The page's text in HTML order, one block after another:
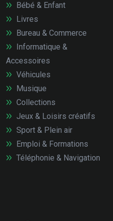
Bébé & Enfant
Livres
Bureau & Commerce
Informatique &
Accessoires
Véhicules
Musique
Collections
Jeux & Loisirs créatifs
Sport & Plein air
Emploi & Formations
Téléphonie & Navigation